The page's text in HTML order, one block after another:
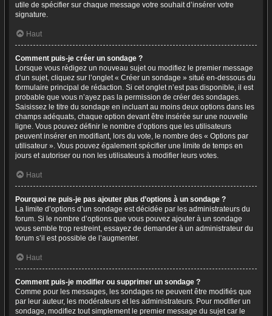
utile de spécifier sur chaque message votre souhait d’insérer votre
signature.
Haut
Comment puis-je créer un sondage ?
Lorsque vous rédigez un nouveau sujet ou modifiez le premier message
d’un sujet, cliquez sur l’onglet « Créer un sondage » situé en-dessous du
formulaire principal de rédaction. Si cet onglet n’est pas disponible, il est
probable que vous n’ayez pas la permission de créer des sondages.
Saisissez le titre du sondage en incluant au moins deux options dans les
champs adéquats, chaque option devant être insérée sur une nouvelle
ligne. Vous pouvez définir le nombre d’options que les utilisateurs
peuvent insérer en modifiant, lors du vote, le nombre des « Options par
utilisateur ». Vous pouvez également spécifier une limite de temps en
jours et autoriser ou non les utilisateurs à modifier leurs votes.
Haut
Pourquoi ne puis-je pas ajouter plus d’options à un sondage ?
La limite d’options d’un sondage est décidée par les administrateurs du
forum. Si le nombre d’options que vous pouvez ajouter à un sondage
vous semble trop restreint, essayez de demander à un administrateur du
forum s’il est possible de l’augmenter.
Haut
Comment puis-je modifier ou supprimer un sondage ?
Comme pour les messages, les sondages ne peuvent être modifiés que
par leur auteur, les modérateurs et les administrateurs. Pour modifier un
sondage, modifiez tout simplement le premier message du sujet car le